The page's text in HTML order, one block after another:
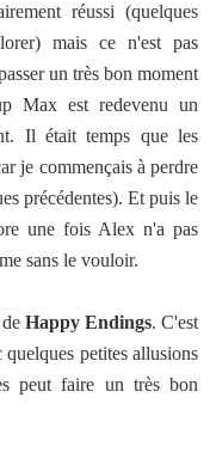
réussi (quelques
mais ce n'est pas
un très bon moment
Max est redevenu un
Il était temps que les
je commençais à perdre
précédentes). Et puis le
une fois Alex n'a pas
sans le vouloir.
Happy Endings. C'est
petites allusions
peut faire un très bon